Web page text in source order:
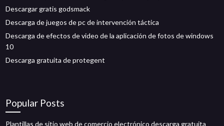
Descargar gratis godsmack
Descarga de juegos de pc de intervención táctica
Descarga de efectos de video de la aplicación de fotos de windows
10
Descarga gratuita de protegent
Popular Posts
Plantillas de sitio web de comercio electrónico descarga gratuita